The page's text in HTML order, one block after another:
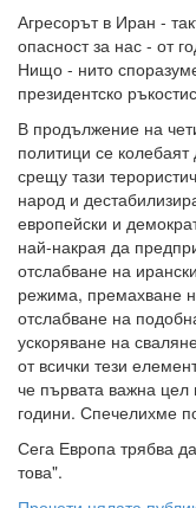
Агресорът в Иран -
опасност за нас - от
Нищо - нито
президентско
В продължение на
политици се
срещу тази
народ и
европейски и
най-накрая да
отслабване на
режима, премахване
отслабване на
ускоряване на
от всички тези
че първата важна цел
години. Спечелихме
Сега Европа трябва
това".